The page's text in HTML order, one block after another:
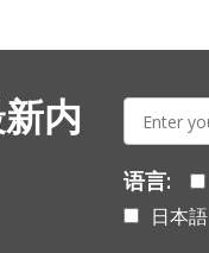
内
mail:
语言:
日本語